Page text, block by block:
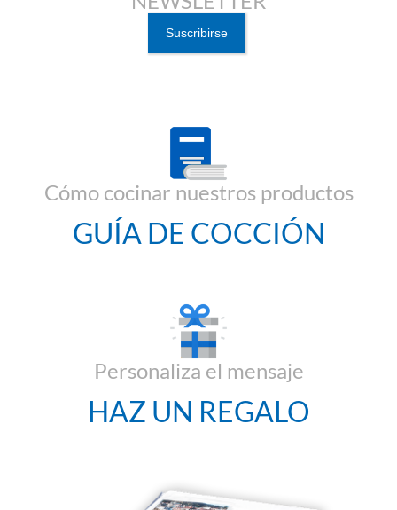
Cómo cocinar nuestros productos
GUÍA DE COCCIÓN
Personaliza el mensaje
HAZ UN REGALO